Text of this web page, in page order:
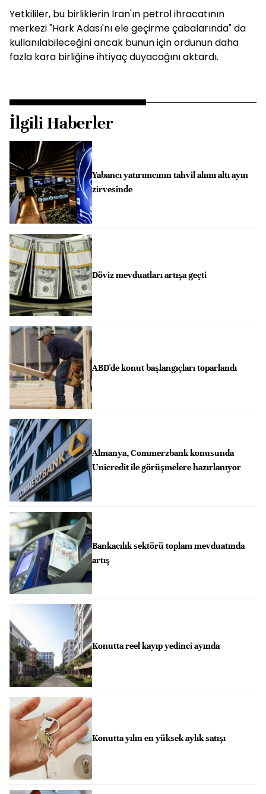
Yetkililer, bu birliklerin İran'ın petrol ihracatının
merkezi "Hark Adası'nı ele geçirme çabalarında" da
kullanılabileceğini ancak bunun için ordunun daha
fazla kara birliğine ihtiyaç duyacağını aktardı.
İlgili Haberler
Yabancı yatırımcının tahvil alımı altı ayın
zirvesinde
Döviz mevduatları artışa geçti
ABD'de konut başlangıçları toparlandı
Almanya, Commerzbank konusunda
Unicredit ile görüşmelere hazırlanıyor
Bankacılık sektörü toplam mevduatında
artış
Konutta reel kayıp yedinci ayında
Konutta yılın en yüksek aylık satışı